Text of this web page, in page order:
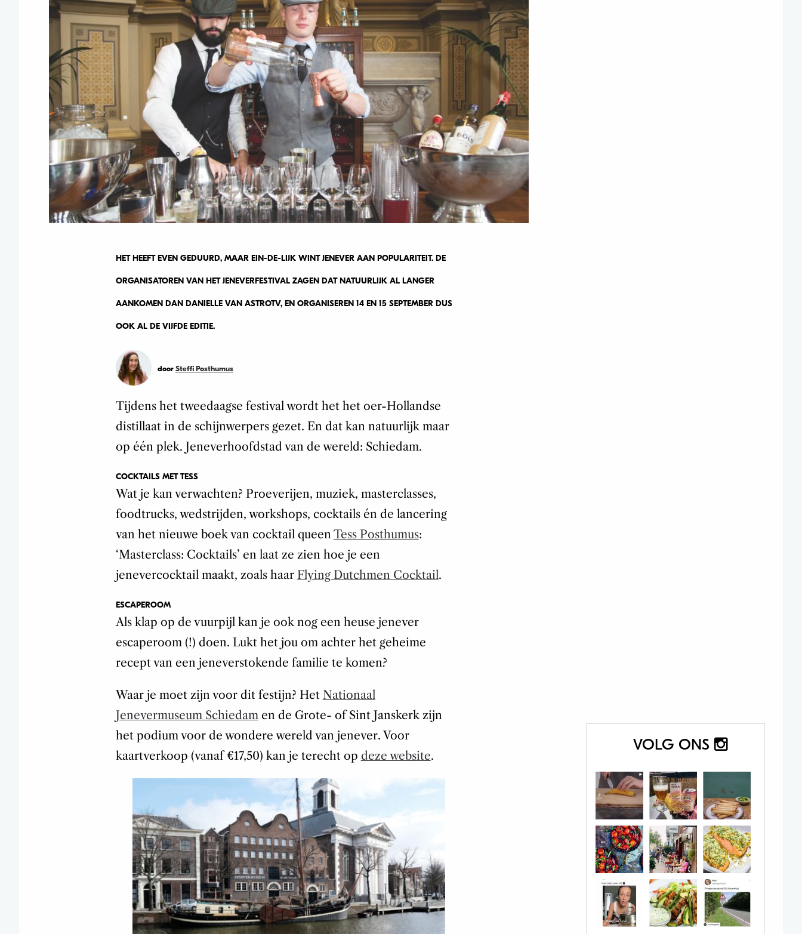
VOLG ONS
HET HEEFT EVEN GEDUURD, MAAR EIN-DE-LIJK WINT JENEVER AAN POPULARITEIT. DE
ORGANISATOREN VAN HET JENEVERFESTIVAL ZAGEN DAT NATUURLIJK AL LANGER
AANKOMEN DAN DANIELLE VAN ASTROTV, EN ORGANISEREN 14 EN 15 SEPTEMBER DUS
OOK AL DE VIJFDE EDITIE.
door Steffi Posthumus
Tijdens het tweedaagse festival wordt het het oer-Hollandse
distillaat in de schijnwerpers gezet. En dat kan natuurlijk maar
op één plek. Jeneverhoofdstad van de wereld: Schiedam.
COCKTAILS MET TESS
Wat je kan verwachten? Proeverijen, muziek, masterclasses,
foodtrucks, wedstrijden, workshops, cocktails én de lancering
van het nieuwe boek van cocktail queen Tess Posthumus:
‘Masterclass: Cocktails’ en laat ze zien hoe je een
jenevercocktail maakt, zoals haar Flying Dutchmen Cocktail.
ESCAPEROOM
Als klap op de vuurpijl kan je ook nog een heuse jenever
escaperoom (!) doen. Lukt het jou om achter het geheime
recept van een jeneverstokende familie te komen?
Waar je moet zijn voor dit festijn? Het Nationaal
Jenevermuseum Schiedamen de Grote- of Sint Janskerk zijn
het podium voor de wondere wereld van jenever. Voor
kaartverkoop (vanaf €17,50) kan je terecht op deze website.